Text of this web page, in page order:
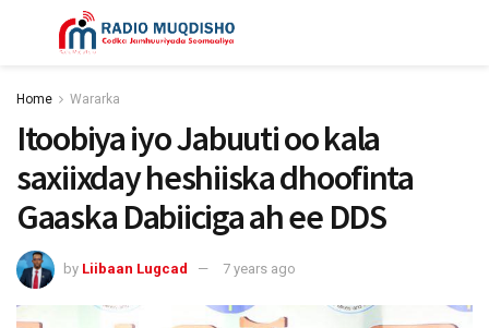
Home Wararka
Itoobiya iyo Jabuuti oo kala
saxiixday heshiiska dhoofinta
Gaaska Dabiiciga ah ee DDS
by Liibaan Lugcad 7 years ago